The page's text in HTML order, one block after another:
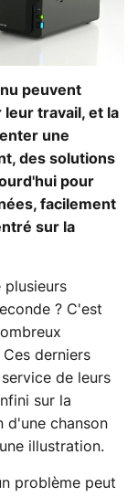
peuvent
travail, et la
une
des solutions
pour
facilement
sur la
plusieurs
? C'est
derniers
de leurs
sur la
d'une chanson
illustration.
problème peut